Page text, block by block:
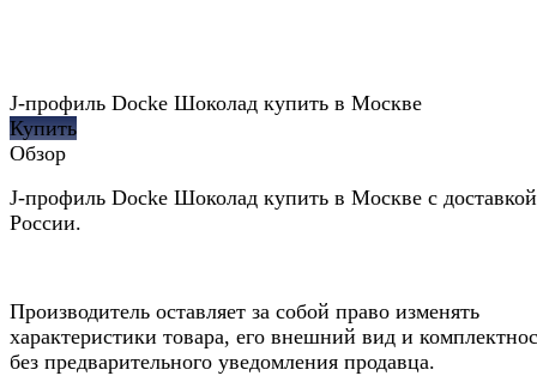
J-профиль Docke Шоколад купить в Москве
Купить
Обзор
J-профиль Docke Шоколад купить в Москве с
России.
Производитель оставляет за собой право изменять
характеристики товара, его внешний вид и
без предварительного уведомления продавца.